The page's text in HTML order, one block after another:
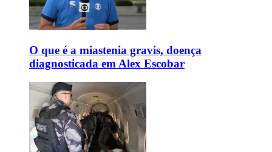
O que é a miastenia gravis, doença
diagnosticada em Alex Escobar